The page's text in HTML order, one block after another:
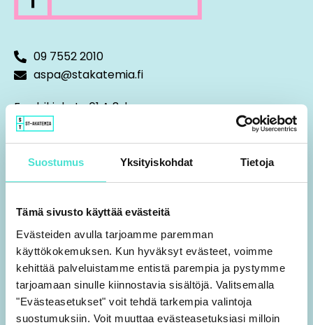
Suostumus Yksityiskohdat Tietoja
Tämä sivusto käyttää evästeitä
Evästeiden avulla tarjoamme paremman
käyttökokemuksen. Kun hyväksyt evästeet, voimme
kehittää palveluistamme entistä parempia ja pystymme
tarjoamaan sinulle kiinnostavia sisältöjä. Valitsemalla
"Evästeasetukset" voit tehdä tarkempia valintoja
suostumuksiin. Voit muuttaa evästeasetuksiasi milloin
09 7552 2010
aspa@stakatemia.fi
Fredrikinkatu 61 A 8. krs
00100 Helsinki
Y-tunnus 0459426-4
L
n
k
e
d
i
n
T
r
e
a
d
s
TIETOA MEISTÄ
Hyvä tietää koulutuksista
Usein kysyttyä
Tietosuojaseloste